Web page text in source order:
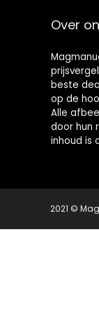
Over
beste
op de
Alle
door hun
inhoud is
2021 ©